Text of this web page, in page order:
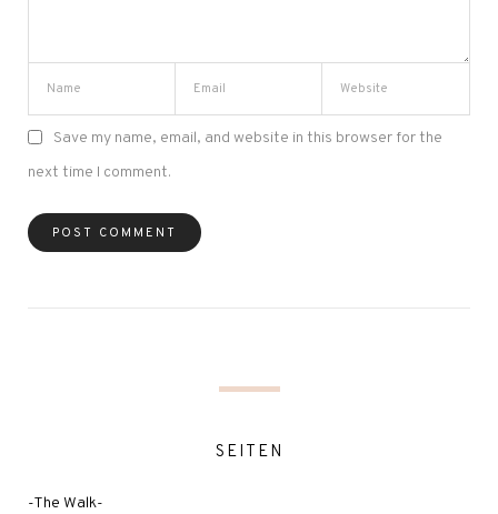
Save my name, email, and website in this browser for the
next time I comment.
SEITEN
-The Walk-